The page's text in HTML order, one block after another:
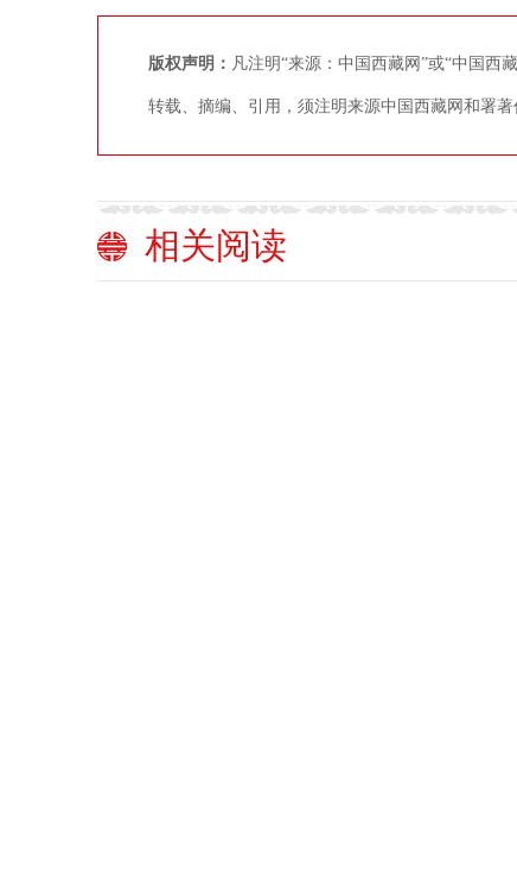
版权声明： 凡注明“来源：中国西藏网”或“中国西
转载、摘编、引用，须注明来源中国西藏网和署
相关阅读